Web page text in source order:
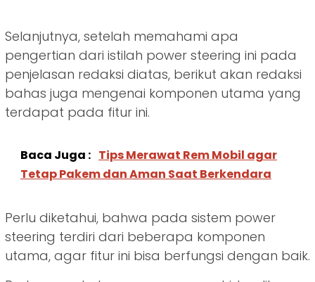
Selanjutnya, setelah memahami apa
pengertian dari istilah power steering ini pada
penjelasan redaksi diatas, berikut akan redaksi
bahas juga mengenai komponen utama yang
terdapat pada fitur ini.
Baca Juga : Tips Merawat Rem Mobil agar
Tetap Pakem dan Aman Saat Berkendara
Perlu diketahui, bahwa pada sistem power
steering terdiri dari beberapa komponen
utama, agar fitur ini bisa berfungsi dengan baik.